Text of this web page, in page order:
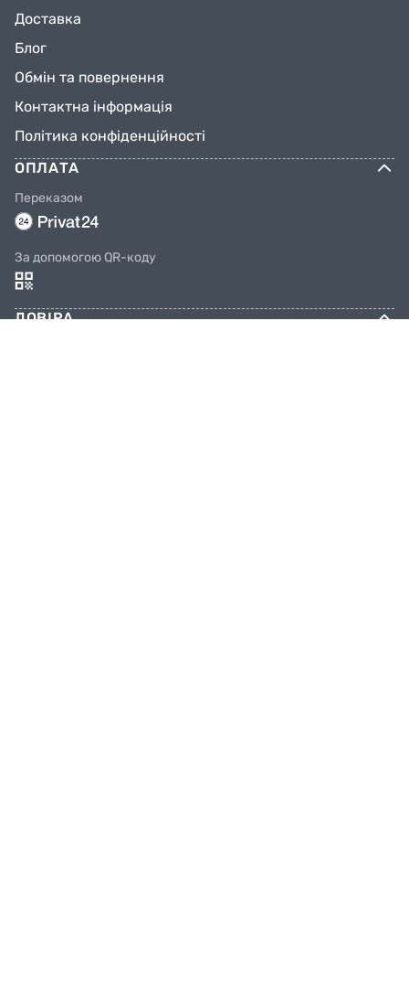
Доставка
Блог
Обмін та повернення
Контактна інформація
Політика конфіденційності
ОПЛАТА
Переказом
За допомогою QR-коду
ДОВІРА